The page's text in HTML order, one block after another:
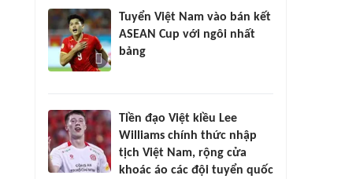
Tuyển Việt Nam vào bán kết
ASEAN Cup với ngôi nhất
bảng
Tiền đạo Việt kiều Lee
Williams chính thức nhập
tịch Việt Nam, rộng cửa
khoác áo các đội tuyển quốc